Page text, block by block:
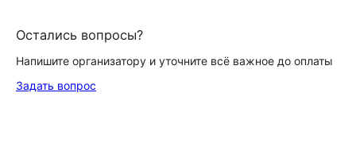
Остались вопросы?
Напишите организатору и уточните всё важное до оплаты
Задать вопрос